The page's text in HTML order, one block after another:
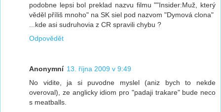
podobne lepsi bol preklad nazvu filmu ""Insider:Muž, který
věděl příliš mnoho" na SK siel pod nazvom "Dymová clona"
...kde asi sudruhovia z CR spravili chybu ?
Odpovědět
Anonymní 13. října 2009 v 9:49
No vidite, ja si puvodne myslel (aniz bych to nekde
overoval), ze anglicky idiom pro "padaji trakare" bude neco
s meatballs.